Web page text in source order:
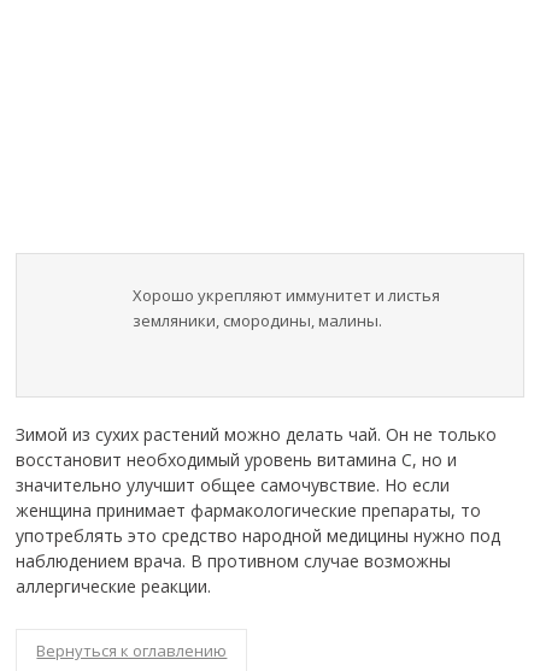
Хорошо укрепляют иммунитет и листья
земляники, смородины, малины.
Зимой из сухих растений можно делать чай. Он не только
восстановит необходимый уровень витамина С, но и
значительно улучшит общее самочувствие. Но если
женщина принимает фармакологические препараты, то
употреблять это средство народной медицины нужно под
наблюдением врача. В противном случае возможны
аллергические реакции.
Вернуться к оглавлению